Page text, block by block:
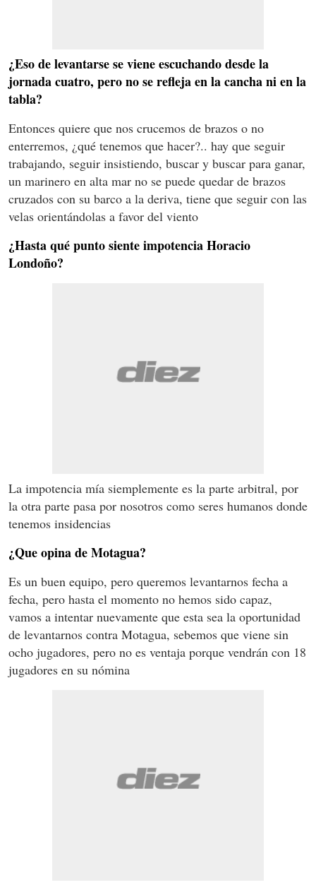
¿Eso de levantarse se viene escuchando desde la
jornada cuatro, pero no se refleja en la cancha ni en la
tabla?
Entonces quiere que nos crucemos de brazos o no
enterremos, ¿qué tenemos que hacer?.. hay que seguir
trabajando, seguir insistiendo, buscar y buscar para ganar,
un marinero en alta mar no se puede quedar de brazos
cruzados con su barco a la deriva, tiene que seguir con las
velas orientándolas a favor del viento
¿Hasta qué punto siente impotencia Horacio
Londoño?
La impotencia mía siemplemente es la parte arbitral, por
la otra parte pasa por nosotros como seres humanos donde
tenemos insidencias
¿Que opina de Motagua?
Es un buen equipo, pero queremos levantarnos fecha a
fecha, pero hasta el momento no hemos sido capaz,
vamos a intentar nuevamente que esta sea la oportunidad
de levantarnos contra Motagua, sebemos que viene sin
ocho jugadores, pero no es ventaja porque vendrán con 18
jugadores en su nómina